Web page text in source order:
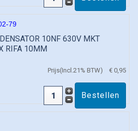
79
10NF 630V MKT
RIFA 10MM
Prijs(Incl.21% BTW) € 0,95